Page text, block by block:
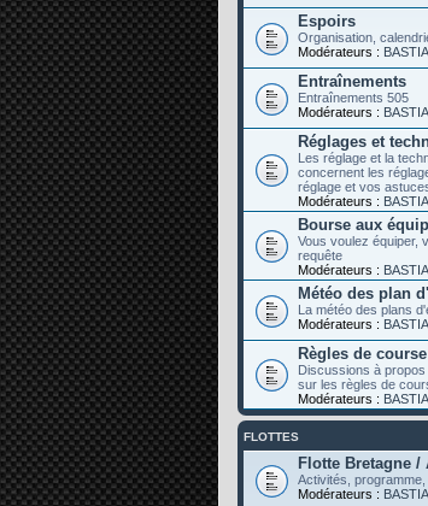
Espoirs
Organisation,
Modérateurs :
Entraînements
Entraînements 505
Modérateurs :
Réglages et
Les réglage et la
concernent les
réglage et vos
Modérateurs :
Bourse aux
Vous voulez équiper,
requête
Modérateurs :
Météo des plan
La météo des plans
Modérateurs :
Règles de
Discussions à
sur les règles de
Modérateurs :
FLOTTES
Flotte Bretagne /
Activités,
Modérateurs :